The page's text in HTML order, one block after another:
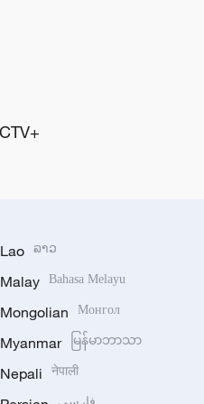
Lao ລາວ
Malay Bahasa Melayu
Mongolian Монгол
Myanmar မြန်မာဘာသာ
Nepali नेपाली